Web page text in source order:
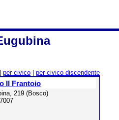
per civico per civico discendente
Il Frantoio
219 (Bosco)